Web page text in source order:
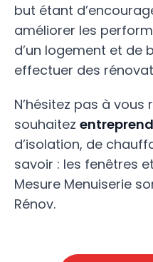
but étant
améliorer les
d’un logement et de
effectuer des
N’hésitez pas à vous
souhaitez
d’isolation, de
savoir : les fenêtres
Mesure Menuiserie
Rénov.